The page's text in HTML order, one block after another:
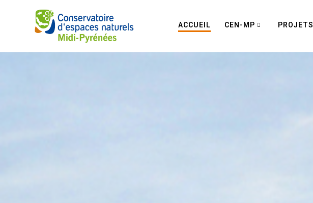
ACCUEIL CEN-MP PROJETS